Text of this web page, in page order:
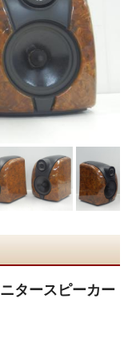
タースピーカー